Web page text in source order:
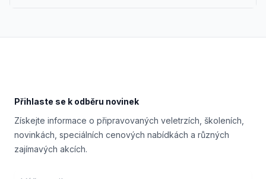
Přihlaste se k odběru novinek
Získejte informace o připravovaných veletrzích, školeních,
novinkách, speciálních cenových nabídkách a různých
zajímavých akcích.